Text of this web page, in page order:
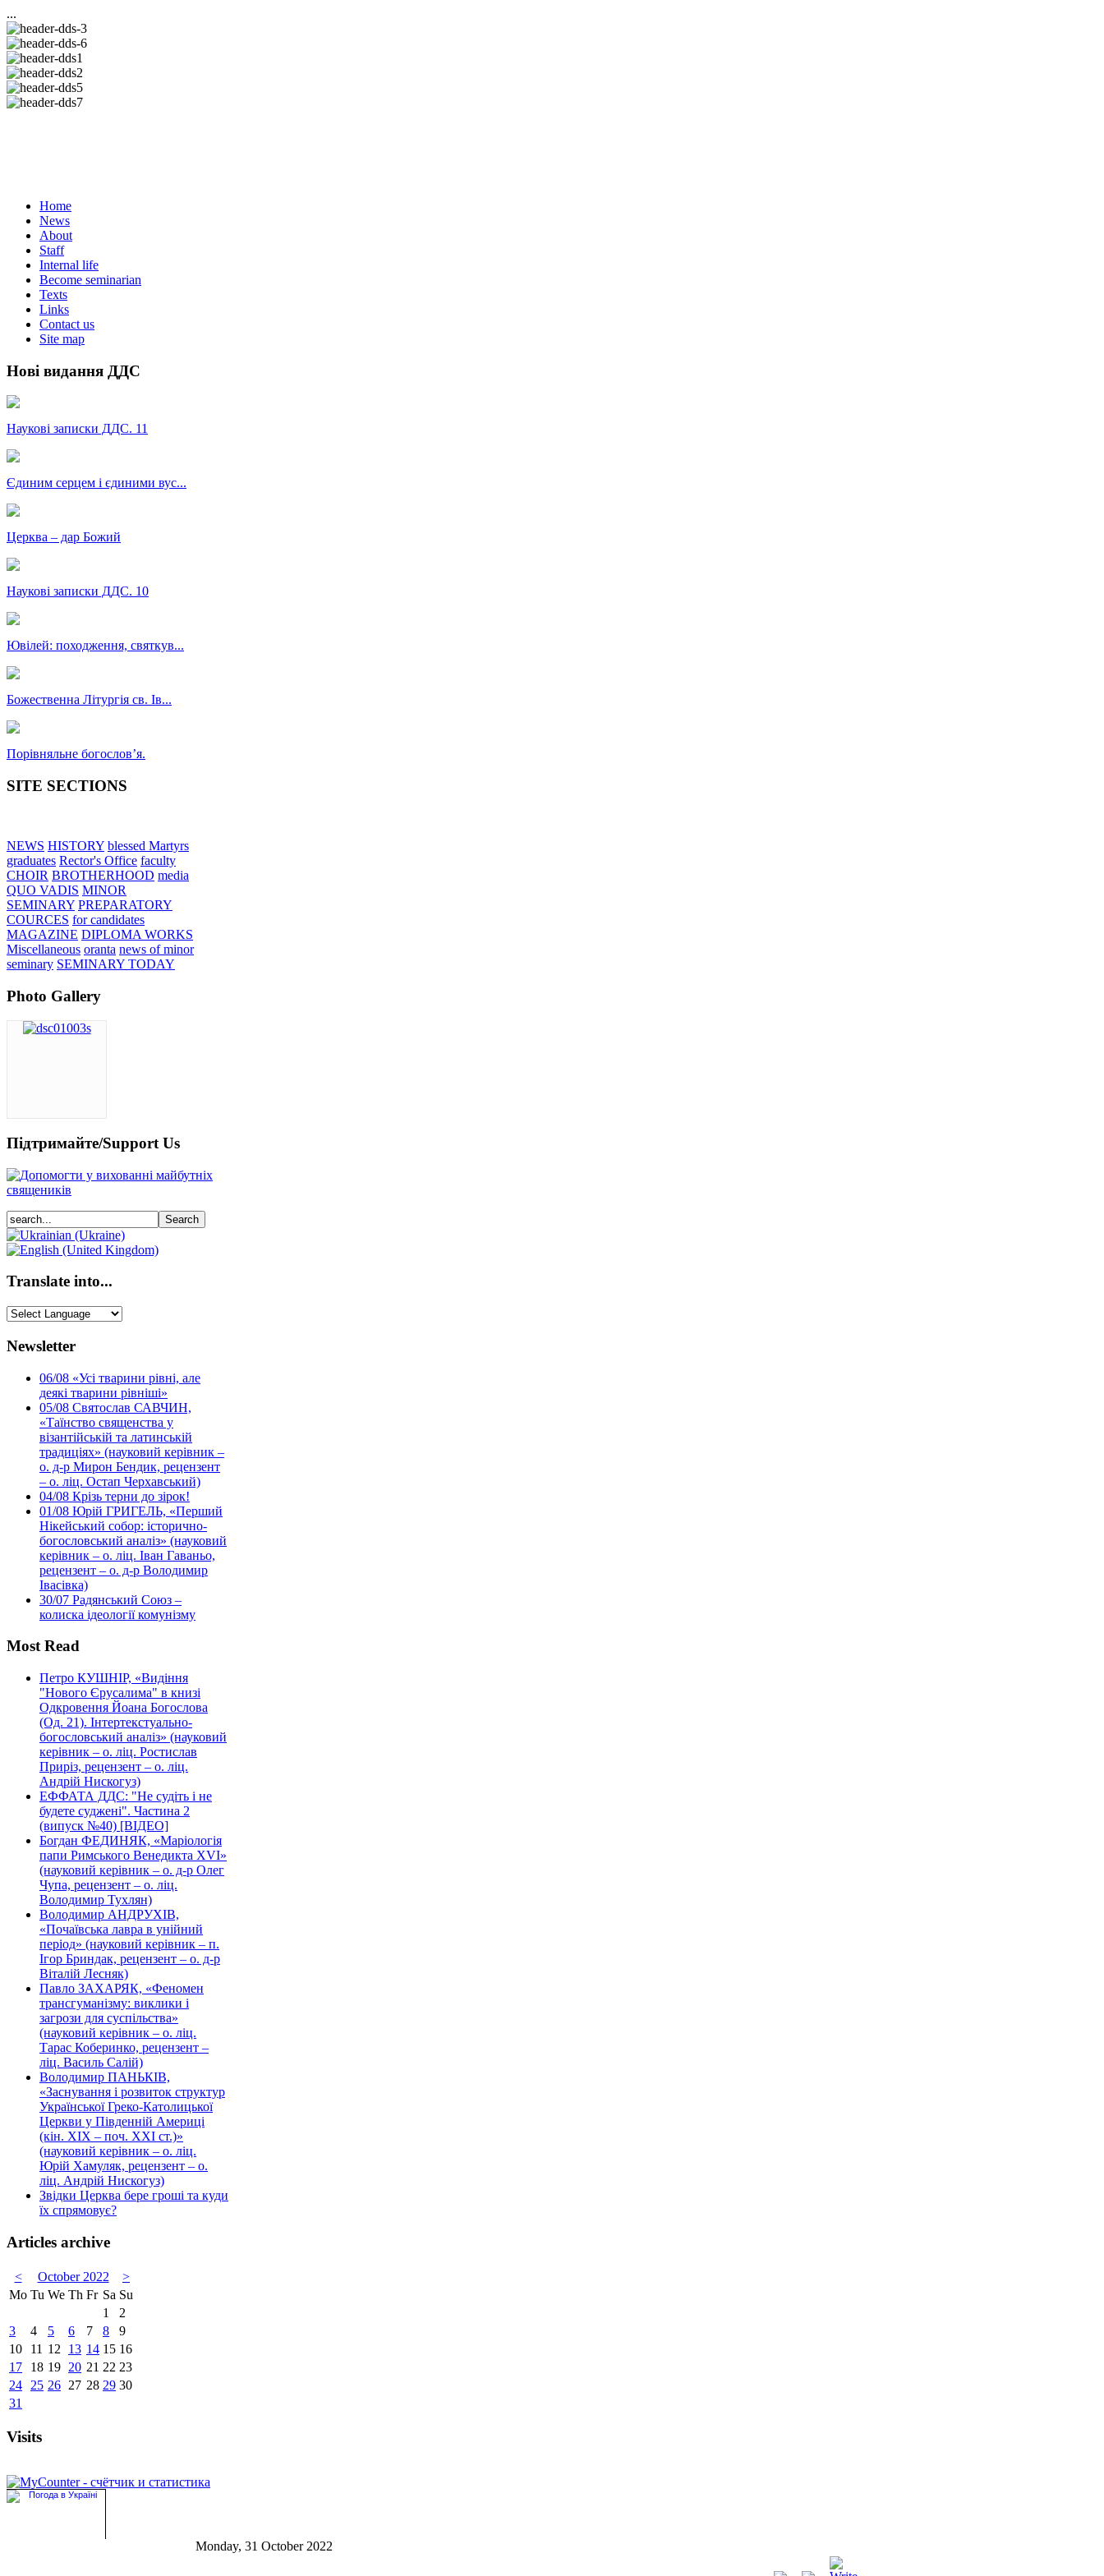
...
Home
News
About
Staff
Internal life
Become seminarian
Texts
Links
Contact us
Site map
Нові видання ДДС
Наукові записки ДДС. 11
Єдиним серцем і єдиними вус...
Церква – дар Божий
Наукові записки ДДС. 10
Ювілей: походження, святкув...
Божественна Літургія св. Ів...
Порівняльне богословʼя.
SITE SECTIONS
NEWS HISTORY blessed Martyrs
graduates Rector's Office faculty
CHOIR BROTHERHOOD media
QUO VADIS MINOR
SEMINARY PREPARATORY
COURCES for candidates
MAGAZINE DIPLOMA WORKS
Miscellaneous oranta news of minor
seminary SEMINARY TODAY
Photo Gallery
Підтримайте/Support Us
Translate into...
Newsletter
06/08 «Усі тварини рівні, але
деякі тварини рівніші»
05/08 Святослав САВЧИН,
«Таїнство священства у
візантійській та латинській
традиціях» (науковий керівник –
о. д-р Мирон Бендик, рецензент
– о. ліц. Остап Черхавський)
04/08 Крізь терни до зірок!
01/08 Юрій ГРИГЕЛЬ, «Перший
Нікейський собор: історично-
богословський аналіз» (науковий
керівник – о. ліц. Іван Гаваньо,
рецензент – о. д-р Володимир
Івасівка)
30/07 Радянський Союз –
колиска ідеології комунізму
Most Read
Петро КУШНІР, «Видіння
"Нового Єрусалима" в книзі
Одкровення Йоана Богослова
(Од. 21). Інтертекстуально-
богословський аналіз» (науковий
керівник – о. ліц. Ростислав
Приріз, рецензент – о. ліц.
Андрій Нискогуз)
ЕФФАТА ДДС: "Не судіть і не
будете суджені". Частина 2
(випуск №40) [ВІДЕО]
Богдан ФЕДИНЯК, «Маріологія
папи Римського Венедикта XVI»
(науковий керівник – о. д-р Олег
Чупа, рецензент – о. ліц.
Володимир Тухлян)
Володимир АНДРУХІВ,
«Почаївська лавра в унійний
період» (науковий керівник – п.
Ігор Бриндак, рецензент – о. д-р
Віталій Лесняк)
Павло ЗАХАРЯК, «Феномен
трансгуманізму: виклики і
загрози для суспільства»
(науковий керівник – о. ліц.
Тарас Коберинко, рецензент –
ліц. Василь Салій)
Володимир ПАНЬКІВ,
«Заснування і розвиток структур
Української Греко-Католицької
Церкви у Південній Америці
(кін. ХІХ – поч. ХХІ ст.)»
(науковий керівник – о. ліц.
Юрій Хамуляк, рецензент – о.
ліц. Андрій Нискогуз)
Звідки Церква бере гроші та куди
їх спрямовує?
Articles archive
< October 2022
>
Mo Tu We Th Fr Sa Su
1
2
3
4 5 6 7 8
9
10
11 12 13 14 15 16
17
18 19 20 21 22 23
24
25 26 27 28 29 30
31
Visits
Monday, 31 October 2022